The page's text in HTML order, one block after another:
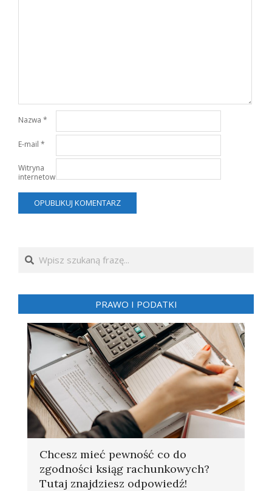
Nazwa *
E-mail *
Witryna
internetowa
Search
PRAWO I PODATKI
Chcesz mieć pewność co do
zgodności ksiąg rachunkowych?
Tutaj znajdziesz odpowiedź!